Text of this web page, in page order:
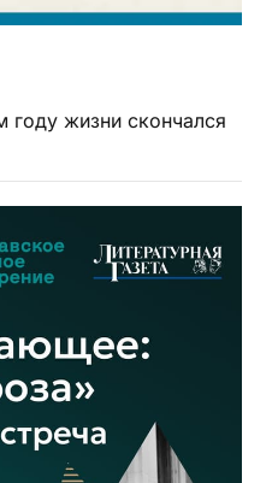
году жизни скончался